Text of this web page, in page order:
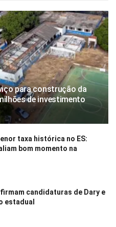
para construção da
de investimento
taxa histórica no ES:
bom momento na
candidaturas de Dary e
estadual